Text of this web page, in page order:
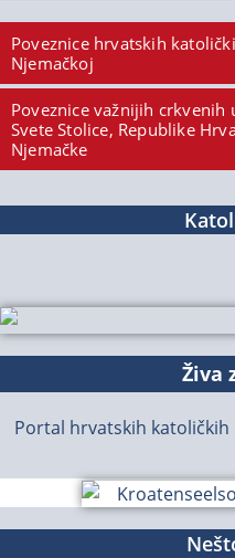
Poveznice hrvatskih
Njemačkoj
Poveznice važnijih
Svete Stolice, Republike
Njemačke
Živa
Portal hrvatskih katoličkih